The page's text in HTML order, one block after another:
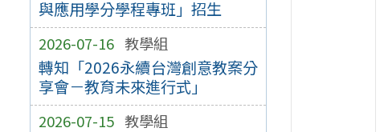
與應用學分學程專班」招生
2026-07-16 教學組
轉知「2026永續台灣創意教案分
享會－教育未來進行式」
2026-07-15 教學組